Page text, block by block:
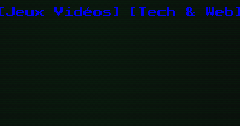
[Jeux Vidéos] [Tech & Web]